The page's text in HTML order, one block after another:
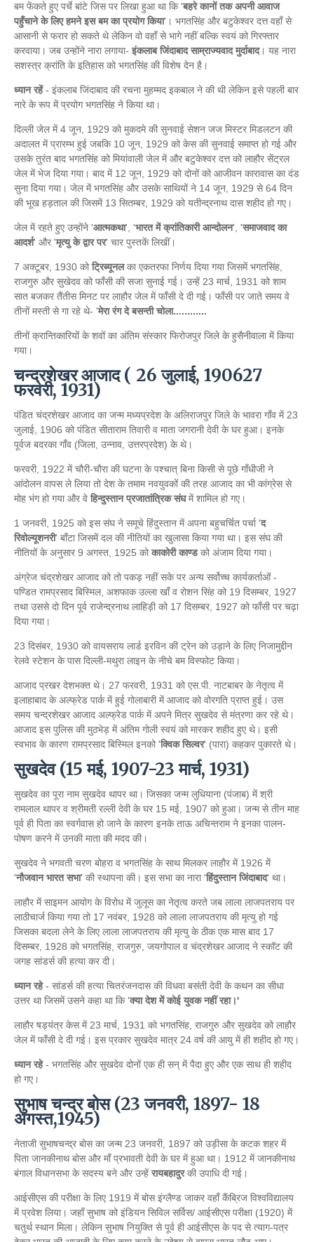
बम फेंकते हुए पर्चे बांटे जिस पर लिखा हुआ था कि 'बहरे कानों तक अपनी आवाज
पहुँचाने के लिए हमने इस बम का प्रयोग किया'। भगतसिंह और बटुकेश्वर दत्त वहाँ से
आसानी से फरार हो सकते थे लेकिन वो वहाँ से भागे नहीं बल्कि स्वयं को गिरफ्तार
करवाया। जब उन्होंने नारा लगाया- इंकलाब जिंदाबाद साम्राज्यवाद मुर्दाबाद। यह नारा
सशस्त्र क्रांति के इतिहास को भगतसिंह की विशेष देन है।
ध्यान रहें- इंकलाब जिंदाबाद की रचना मुहम्मद इकबाल ने की थी लेकिन इसे पहली बार
नारे के रूप में प्रयोग भगतसिंह ने किया था।
दिल्ली जेल में 4 जून, 1929 को मुकदमे की सुनवाई सेशन जज मिस्टर मिडलटन की
अदालत में प्रारम्भ हुई जबकि 10 जून, 1929 को केस की सुनवाई समाप्त हो गई और
उसके तुरंत बाद भगतसिंह को मियांवाली जेल में और बटुकेश्वर दत्त को लाहौर सेंट्रल
जेल में भेज दिया गया। बाद में 12 जून, 1929 को दोनों को आजीवन कारावास का दंड
सुना दिया गया। जेल में भगतसिंह और उसके साथियों ने 14 जून, 1929 से 64 दिन
की भूख हड़ताल की जिसमें 13 सितम्बर, 1929 को यतीन्द्रनाथ दास शहीद हो गए।
जेल में रहते हुए उन्होंने 'आत्मकथा', 'भारत में क्रांतिकारी आन्दोलन', 'समाजवाद का
आदर्श' और 'मृत्यु के द्वार पर' चार पुस्तकें लिखीं।
7 अक्टूबर, 1930 कोट्रिब्यूनलका एकतरफा निर्णय दिया गया जिसमें भगतसिंह,
राजगुरु और सुखेदव को फाँसी की सजा सुनाई गई। उन्हें 23 मार्च, 1931 को शाम
सात बजकर तैंतीस मिनट पर लाहौर जेल में फाँसी दे दी गई। फाँसी पर जाते समय वे
तीनों मस्ती से गा रहे थे- 'मेरा रंग दे बसन्ती चोला............
तीनों क्रान्तिकारियों के शवों का अंतिम संस्कार फिरोजपुर जिले के हुसैनीवाला में किया
गया।
चन्द्रशेखर आजाद ( 26 जुलाई, 190627
फरवरी, 1931)
पंडित चंद्रशेखर आजाद का जन्म मध्यप्रदेश के अलिराजपुर जिले के भावरा गाँव में 23
जुलाई, 1906 को पंडित सीताराम तिवारी व माता जगरानी देवी के घर हुआ। इनके
पूर्वज बदरका गाँव (जिला, उन्नाव, उत्तरप्रदेश) के थे।
फरवरी, 1922 में चौरी-चौरा की घटना के पश्चात् बिना किसी से पूछे गाँधीजी ने
आंदोलन वापस ले लिया तो देश के तमाम नवयुवकों की तरह आजाद का भी कांग्रेस से
मोह भंग हो गया और वे हिन्दुस्तान प्रजातांत्रिक संघमें शामिल हो गए।
1 जनवरी, 1925 को इस संघ ने समूचे हिंदुस्तान में अपना बहुचर्चित पर्चा 'द
रिवोल्यूशनरी' बाँटा जिसमें दल की नीतियों का खुलासा किया गया था। इस संघ की
नीतियों के अनुसार 9 अगस्त, 1925 कोकाकोरी काण्डको अंजाम दिया गया।
अंग्रेज चंद्रशेखर आजाद को तो पकड़ नहीं सके पर अन्य सर्वोच्च कार्यकर्ताओं -
पण्डित रामप्रसाद बिस्मिल, अशफाक उल्ला खाँ व रोशन सिंह को 19 दिसम्बर, 1927
तथा उससे दो दिन पूर्व राजेन्द्रनाथ लाहिड़ी को 17 दिसम्बर, 1927 को फाँसी पर चढ़ा
दिया गया।
23 दिसंबर, 1930 को वायसराय लार्ड इरविन की ट्रेन को उड़ाने के लिए निजामुद्दीन
रेलवे स्टेशन के पास दिल्ली-मथुरा लाइन के नीचे बम विस्फोट किया।
आजाद प्रखर देशभक्त थे। 27 फरवरी, 1931 को एस.पी. नाटबाबर के नेतृत्व में
इलाहाबाद के अल्फ्रेड पार्क में हुई गोलाबारी में आजाद को वोरगति प्राप्त हुई। उस
समय चन्द्रशेखर आजाद अल्फ्रेड पार्क में अपने मित्र सुखदेव से मंत्रणा कर रहे थे।
आजाद इस पुलिस की मुठभेड़ में अंतिम गोली स्वयं को मारकर शहीद हुए थे। इसी
स्वभाव के कारण रामप्रसाद बिस्मिल इनको 'क्विक सिल्वर' (पारा) कहकर पुकारते थे।
सुखदेव (15 मई, 1907-23 मार्च, 1931)
सुखदेव का पूरा नाम सुखदेव थापर था। जिसका जन्म लुधियाना (पंजाब) में श्री
रामलाल थापर व श्रीमती रल्ली देवी के घर 15 मई, 1907 को हुआ। जन्म से तीन माह
पूर्व ही पिता का स्वर्गवास हो जाने के कारण इनके ताऊ अचिन्तराम ने इनका पालन-
पोषण करने में उनकी माता की मदद की।
सुखदेव ने भगवती चरण बोहरा व भगतसिंह के साथ मिलकर लाहौर में 1926 में
'नौजवान भारत सभा' की स्थापना की। इस सभा का नारा 'हिंदुस्तान जिंदाबाद' था।
लाहौर में साइमन आयोग के विरोध में जुलूस का नेतृत्व करते जब लाला लाजपतराय पर
लाठीचार्ज किया गया तो 17 नवंबर, 1928 को लाला लाजपतराय की मृत्यु हो गई
जिसका बदला लेने के लिए लाला लाजपतराय की मृत्यु के ठीक एक मास बाद 17
दिसम्बर, 1928 को भगतसिंह, राजगुरु, जयगोपाल व चंद्रशेखर आजाद ने स्कॉट की
जगह सांडर्स की हत्या कर दी।
ध्यान रहे- सांडर्स की हत्या चितरंजनदास की विधवा बसंती देवी के कथन का सीधा
उत्तर था जिसमें उसने कहा था कि 'क्या देश में कोई युवक नहीं रहा।'
लाहौर षड्यंत्र केस में 23 मार्च, 1931 को भगतसिंह, राजगुरु और सुखदेव को लाहौर
जेल में फाँसी दे दी गई। इस प्रकार सुखदेव मात्र 24 वर्ष की आयु में ही शहीद हो गए।
ध्यान रहे- भगतसिंह और सुखदेव दोनों एक ही सन् में पैदा हुए और एक साथ ही शहीद
हो गए।
सुभाष चन्द्र बोस (23 जनवरी, 1897- 18
अगस्त,1945)
नेताजी सुभाषचन्द्र बोस का जन्म 23 जनवरी, 1897 को उड़ीसा के कटक शहर में
पिता जानकीनाथ बोस और माँ प्रभावती देवी के घर में हुआ था। 1912 में जानकीनाथ
बंगाल विधानसभा के सदस्य बने और उन्हें रायबहादुरकी उपाधि दी गई।
आईसीएस की परीक्षा के लिए 1919 में बोस इंग्लैण्ड जाकर वहाँ कैंब्रिज विश्वविद्यालय
में प्रवेश लिया। जहाँ सुभाष को इंडियन सिविल सर्विस/ आईसीएस परीक्षा (1920) में
चतुर्थ स्थान मिला। लेकिन सुभाष नियुक्ति से पूर्व ही आईसीएस के पद से त्याग-पत्र